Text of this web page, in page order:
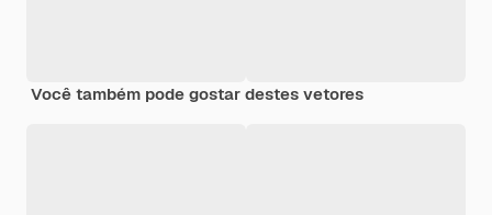
Você também pode gostar destes vetores